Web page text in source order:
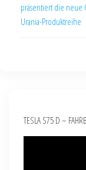
präsentiert die neue
Urania-Produktreihe
TESLA S75 D –